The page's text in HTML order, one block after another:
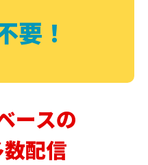
要！
ースの
配信